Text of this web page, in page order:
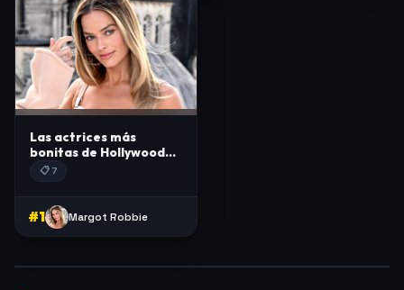
Las actrices más
bonitas de Hollywood
de 2026
📋 7
#1 Margot Robbie